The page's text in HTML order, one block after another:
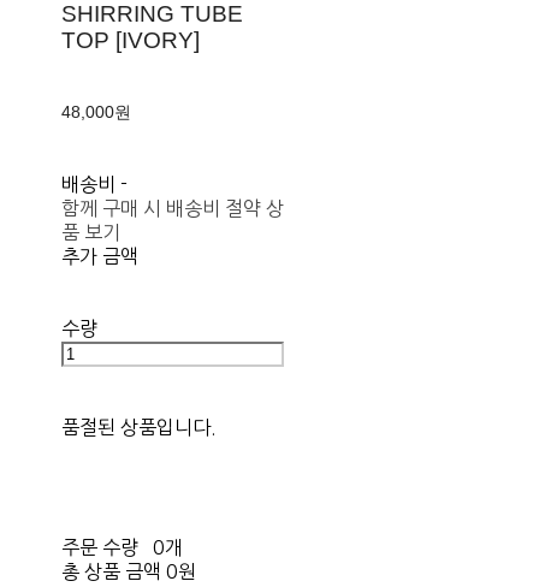
SHIRRING TUBE
TOP [IVORY]
48,000원
배송비-
함께 구매 시 배송비 절약 상
품 보기
추가 금액
수량
품절된 상품입니다.
주문 수량
0개
총 상품 금액 0원